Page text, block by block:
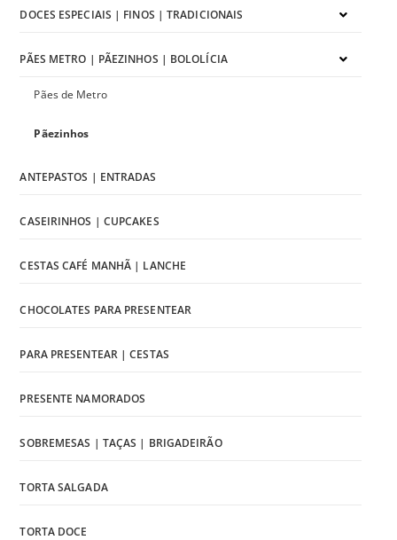
DOCES ESPECIAIS | FINOS | TRADICIONAIS
PÃES METRO | PÃEZINHOS | BOLOLÍCIA
Pães de Metro
Pãezinhos
ANTEPASTOS | ENTRADAS
CASEIRINHOS | CUPCAKES
CESTAS CAFÉ MANHÃ | LANCHE
CHOCOLATES PARA PRESENTEAR
PARA PRESENTEAR | CESTAS
PRESENTE NAMORADOS
SOBREMESAS | TAÇAS | BRIGADEIRÃO
TORTA SALGADA
TORTA DOCE